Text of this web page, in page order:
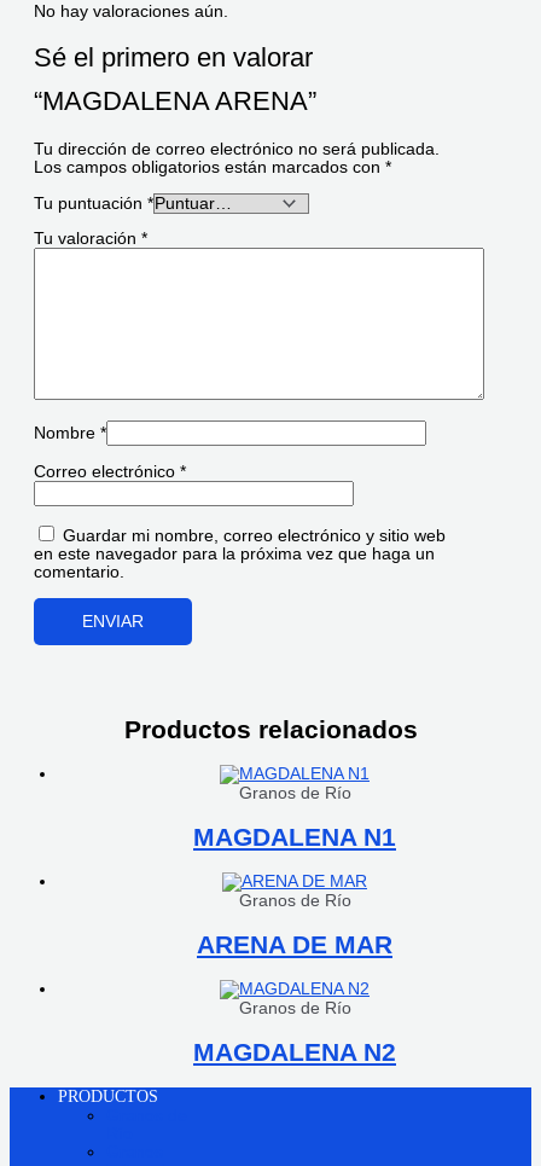
No hay valoraciones aún.
Sé el primero en valorar
“MAGDALENA ARENA”
Tu dirección de correo electrónico no será publicada.
Los campos obligatorios están marcados con *
Tu puntuación *
Tu valoración *
Nombre *
Correo electrónico *
Guardar mi nombre, correo electrónico y sitio web
en este navegador para la próxima vez que haga un
comentario.
Productos relacionados
Granos de Río
MAGDALENA N1
Granos de Río
ARENA DE MAR
Granos de Río
MAGDALENA N2
PRODUCTOS